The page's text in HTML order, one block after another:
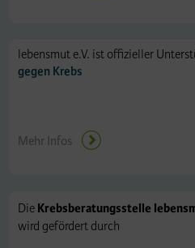
lebensmut e.V. ist offizieller
gegen Krebs
Mehr Infos
DieKrebsberatungsstelle
wird gefördert durch